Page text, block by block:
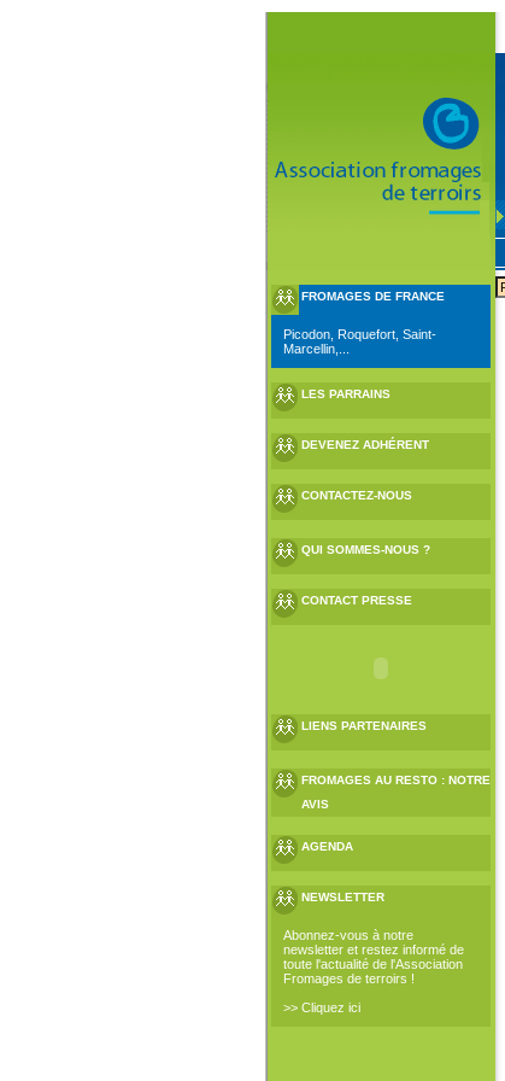
FROMAGES DE FRANCE
Picodon, Roquefort, Saint-
Marcellin,...
LES PARRAINS
DEVENEZ ADHÉRENT
CONTACTEZ-NOUS
QUI SOMMES-NOUS ?
CONTACT PRESSE
LIENS PARTENAIRES
FROMAGES AU RESTO : NOTRE
AVIS
AGENDA
NEWSLETTER
Abonnez-vous à notre
newsletter et restez informé de
toute l'actualité de l'Association
Fromages de terroirs !
>> Cliquez ici